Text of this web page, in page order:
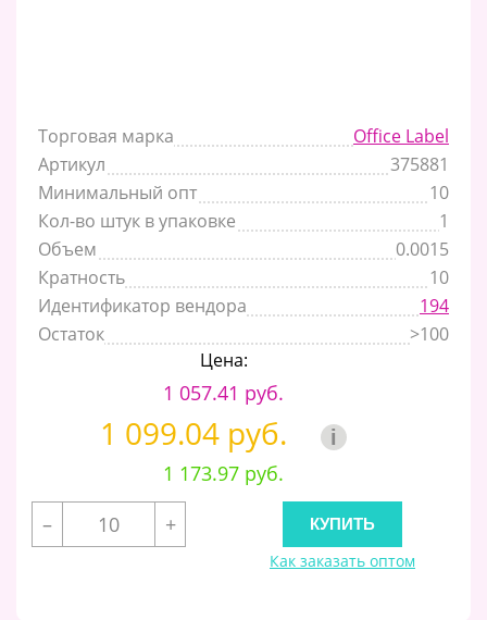
Торговая марка
Office Label
Артикул
375881
Минимальный опт
10
Кол-во штук в упаковке
1
Объем
0.0015
Кратность
10
Идентификатор вендора
194
Остаток
>100
Цена:
1 057.41 руб.
1 099.04 руб. i
1 173.97 руб.
–
+
Как заказать оптом